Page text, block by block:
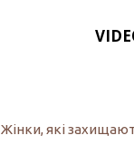
Жінки, які